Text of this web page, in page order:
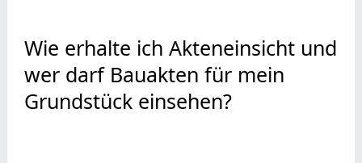
Wie erhalte ich Akteneinsicht und
wer darf Bauakten für mein
Grundstück einsehen?